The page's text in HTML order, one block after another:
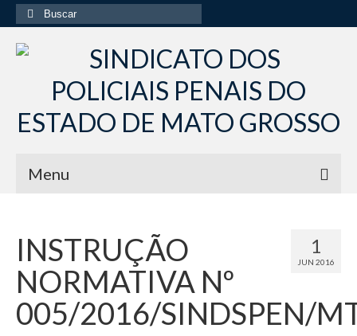
Buscar
por:
Menu
Institucional
Diretoria Sindsppen
Histórico do Sindsppen
1
JUN 2016
INSTRUÇÃO
NORMATIVA Nº
005/2016/SINDSPEN/